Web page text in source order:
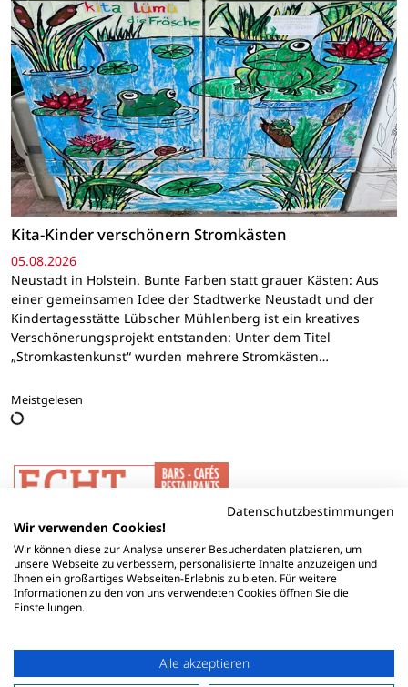
Kita-Kinder verschönern Stromkästen
05.08.2026
Neustadt in Holstein. Bunte Farben statt grauer Kästen: Aus
einer gemeinsamen Idee der Stadtwerke Neustadt und der
Kindertagesstätte Lübscher Mühlenberg ist ein kreatives
Verschönerungsprojekt entstanden: Unter dem Titel
„Stromkastenkunst“ wurden mehrere Stromkästen…
Meistgelesen
Datenschutzbestimmungen
Wir verwenden Cookies!
Wir können diese zur Analyse unserer Besucherdaten platzieren, um
unsere Webseite zu verbessern, personalisierte Inhalte anzuzeigen und
Ihnen ein großartiges Webseiten-Erlebnis zu bieten. Für weitere
Informationen zu den von uns verwendeten Cookies öffnen Sie die
Einstellungen.
Alle akzeptieren